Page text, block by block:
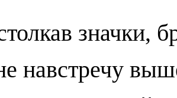
значки,
навстречу